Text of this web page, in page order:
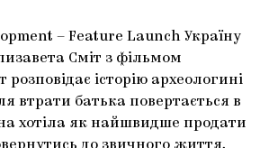
– Feature Launch Україну
Сміт з фільмом
історію археологині
втрати батька повертається в
хотіла як найшвидше продати